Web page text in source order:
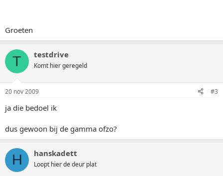
Groeten
T testdrive
Komt hier geregeld
20 nov 2009 #3
ja die bedoel ik
dus gewoon bij de gamma ofzo?
H hanskadett
Loopt hier de deur plat